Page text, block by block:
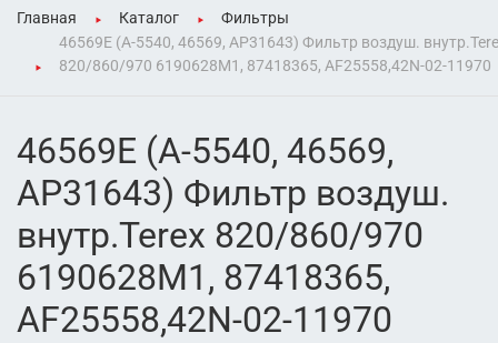
Главная Каталог
Фильтры
46569E (A-5540, 46569, AP31643) Фильтр воздуш.
820/860/970 6190628M1, 87418365, AF25558,42N-02-11970
46569E (A-5540, 46569,
AP31643) Фильтр воздуш.
внутр.Terex 820/860/970
6190628M1, 87418365,
AF25558,42N-02-11970